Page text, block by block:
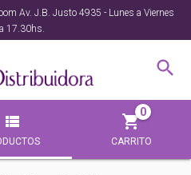
Av. J.B. Justo 4935 - Lunes a Viernes
17.30hs.
CARRITO
0